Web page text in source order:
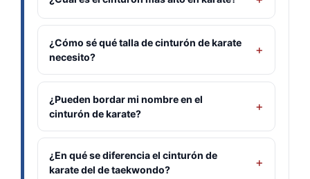
¿Cómo sé qué talla de cinturón de karate
necesito?
¿Pueden bordar mi nombre en el
cinturón de karate?
¿En qué se diferencia el cinturón de
karate del de taekwondo?